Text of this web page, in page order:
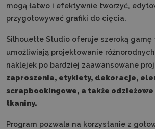
mogą łatwo i efektywnie tworzyć,
przygotowywać grafiki do cięcia.
Silhouette Studio oferuje szeroką
umożliwiają projektowanie
naklejek po bardziej zaawansowane
zaproszenia, etykiety, dekoracje,
scrapbookingowe, a także
tkaniny.
Program pozwala na korzystanie z